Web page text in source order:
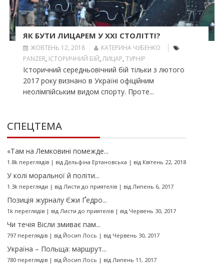
ЯК БУТИ ЛИЦАРЕМ У ХХІ СТОЛІТТІ?
ЖОВТЕНЬ 12, 2018
КАТЕРИНА ЧУБЕНКО
PANZER, ІСТОРИЧНИЙ БІЙ,ЛИЦАР, ТУРНІР
Історичний середньовічний бій тільки з лютого
2017 року визнано в Україні офіційним
неолімпійським видом спорту. Проте...
СПЕЦТЕМА
«Там на Лемковині помежде...
1.8k переглядів| від Дельфіна Ертановська | від Квітень 22, 2018
У колі моральної й політи...
1.3k перегляди | від Листи до приятелів| від Липень 6, 2017
Позиція журналу Єжи Ґедро...
1k переглядів| від Листи до приятелів| від Червень 30, 2017
Чи течія Вісли змиває пам...
797 переглядів| від Йосип Лось | від Червень 30, 2017
Україна – Польща: маршрут...
780 переглядів| від Йосип Лось | від Липень 11, 2017